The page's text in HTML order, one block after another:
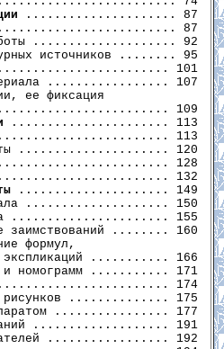
..................... 87
87
.................... 92
источников ........ 95
101
................. 107
ее фиксация
109
...................... 113
113
..................... 120
128
132
..................... 149
.................... 150
...................... 155
заимствований ........ 160
формул,
........... 166
номограмм ........... 171
174
.............. 175
................ 177
................... 191
................. 192